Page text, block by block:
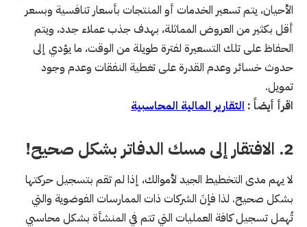
الأحيان، يتم تسعير الخدمات أو المنتجات بأسعار تنافسية وبسعر
أقل بكثير من العروض المماثلة، بهدف جذب عملاء جدد، ويتم
الحفاظ على تلك التسعيرة لفترة طويلة من الوقت، ما يؤدي إلى
حدوث خسائر وعدم القدرة على تغطية النفقات وعدم وجود
تمويل.
اقرأ أيضاً : التقارير المالية المحاسبية
2. الافتقار إلى مسك الدفاتر بشكل صحيح!
لا يهم مدى التخطيط الجيد لأموالك، إذا لم تقم بتسجيل حركتها
بشكل صحيح. لذا فإنَ الشركات ذات الممارسات الفوضوية والتي
تُهمل تسجيل كافة العمليات التي تتم في المنشأة بشكل محاسبي